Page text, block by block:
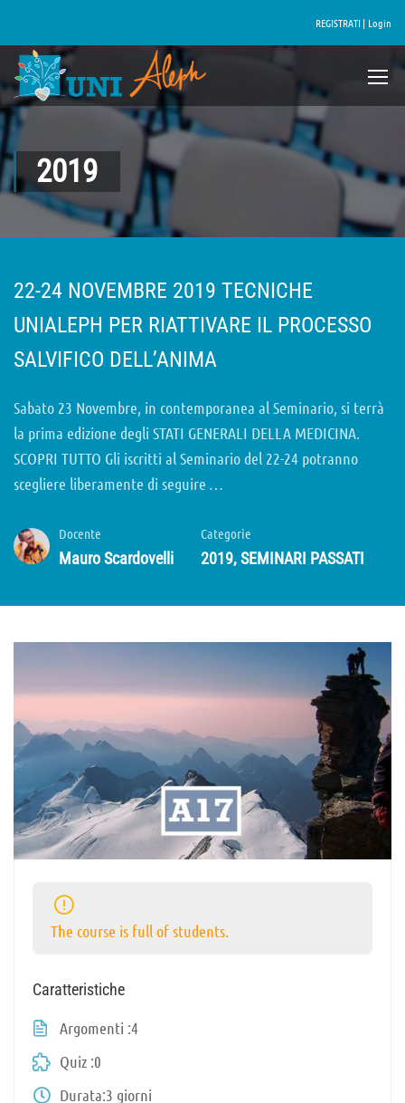
REGISTRATI | Login
2019
22-24 NOVEMBRE 2019 TECNICHE
UNIALEPH PER RIATTIVARE IL PROCESSO
SALVIFICO DELL’ANIMA
Sabato 23 Novembre, in contemporanea al Seminario, si terrà
la prima edizione degli STATI GENERALI DELLA MEDICINA.
SCOPRI TUTTO Gli iscritti al Seminario del 22-24 potranno
scegliere liberamente di seguire …
Docente
Mauro Scardovelli
Categorie
2019,SEMINARI PASSATI
The course is full of students.
Caratteristiche
Argomenti 4
Quiz 0
Durata 3 giorni